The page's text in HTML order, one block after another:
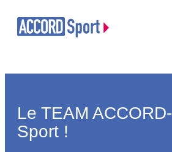
Le TEAM ACCORD-
Sport !